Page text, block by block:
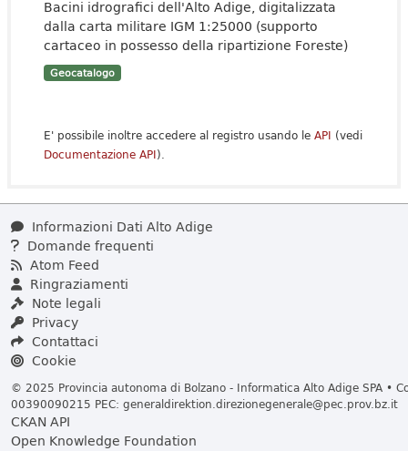
Bacini idrografici dell'Alto Adige, digitalizzata
dalla carta militare IGM 1:25000 (supporto
cartaceo in possesso della ripartizione Foreste)
Geocatalogo
E' possibile inoltre accedere al registro usando le API (vedi
Documentazione API).
Informazioni Dati Alto Adige
Domande frequenti
Atom Feed
Ringraziamenti
Note legali
Privacy
Contattaci
Cookie
© 2025 Provincia autonoma di Bolzano - Informatica Alto Adige SPA •
00390090215 PEC: generaldirektion.direzionegenerale@pec.prov.bz.it
CKAN API
Open Knowledge Foundation